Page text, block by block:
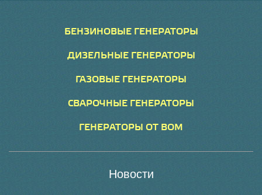
БЕНЗИНОВЫЕ ГЕНЕРАТОРЫ
ДИЗЕЛЬНЫЕ ГЕНЕРАТОРЫ
ГАЗОВЫЕ ГЕНЕРАТОРЫ
СВАРОЧНЫЕ ГЕНЕРАТОРЫ
ГЕНЕРАТОРЫ ОТ ВОМ
Новости